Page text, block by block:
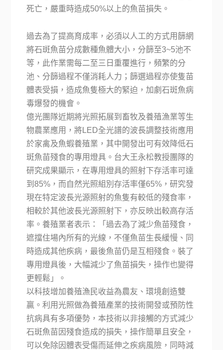
死亡，嚴重時造成50%以上的魚苗損失。
過去為了提高育成率，必須以人工的方式用篩網
將石斑魚苗分成數種魚體大小，分篩至3~5池不
等，此作業需每二至三日重覆進行，頻繁的分
池、分篩過程不僅消耗人力；篩選過程亦使隻苗
體表受損，造成魚隻極大的緊迫，加劇石斑魚病
毒爆發的機會。
億光團隊近期將光照拓展到畜牧及養殖漁業等生
物農業應用，將LED全光譜的波長調整技術應用
於家禽及魚蝦養殖業，其中開發出可有效降低石
斑魚苗殘食的專用燈具。台大王永松教授團隊的
研究成果顯示，在專用燈具的照射下存活率可達
到85%，而自然光照組別存活率僅65%，研究發
現在特定波長光源照射的魚隻有較低的殘食率，
相較於其他波長光源照射下，亦反映出較高存活
率。養殖業者表示：「過去為了減少魚苗殘食，
遮擋住場內所有的光線，不僅魚苗生長緩慢、同
時造成其他疾病，最後魚苗仍是互相殘食。裝了
專用燈具後，大幅減少了魚苗損失，操作也變得
更輕鬆」。
以科技增加養殖漁民收益為農友、環境創造雙
贏。利用光照做為養殖產業的技術開發或預防性
抗病具有多項優勢，本技術以非接觸的方式減少
石斑魚苗因殘食造成的損失，操作簡單且安全，
可以免除因體表受傷而延伸之疾病風險，同時減